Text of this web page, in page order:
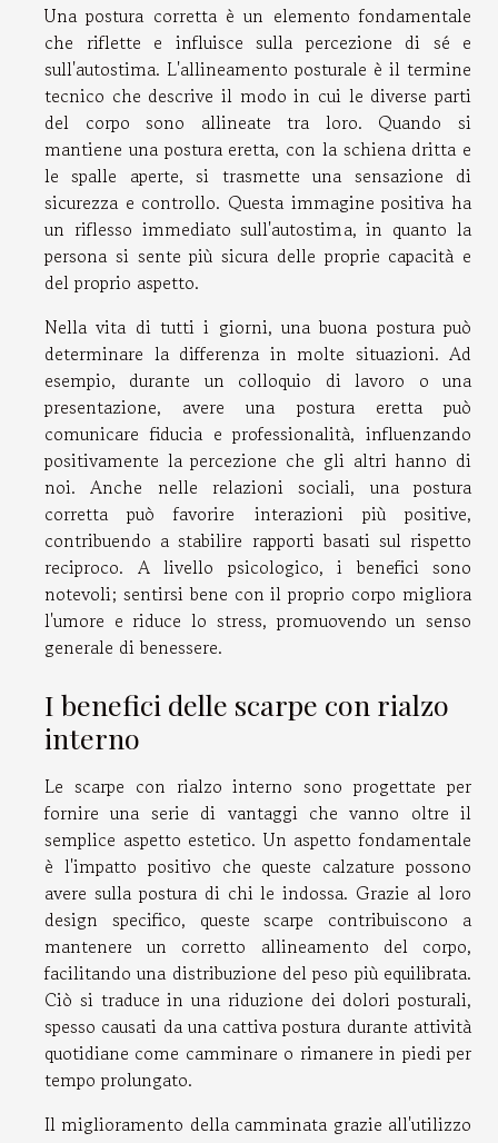
Una postura corretta è un elemento fondamentale
che riflette e influisce sulla percezione di sé e
sull'autostima. L'allineamento posturale è il termine
tecnico che descrive il modo in cui le diverse parti
del corpo sono allineate tra loro. Quando si
mantiene una postura eretta, con la schiena dritta e
le spalle aperte, si trasmette una sensazione di
sicurezza e controllo. Questa immagine positiva ha
un riflesso immediato sull'autostima, in quanto la
persona si sente più sicura delle proprie capacità e
del proprio aspetto.
Nella vita di tutti i giorni, una buona postura può
determinare la differenza in molte situazioni. Ad
esempio, durante un colloquio di lavoro o una
presentazione, avere una postura eretta può
comunicare fiducia e professionalità, influenzando
positivamente la percezione che gli altri hanno di
noi. Anche nelle relazioni sociali, una postura
corretta può favorire interazioni più positive,
contribuendo a stabilire rapporti basati sul rispetto
reciproco. A livello psicologico, i benefici sono
notevoli; sentirsi bene con il proprio corpo migliora
l'umore e riduce lo stress, promuovendo un senso
generale di benessere.
I benefici delle scarpe con rialzo
interno
Le scarpe con rialzo interno sono progettate per
fornire una serie di vantaggi che vanno oltre il
semplice aspetto estetico. Un aspetto fondamentale
è l'impatto positivo che queste calzature possono
avere sulla postura di chi le indossa. Grazie al loro
design specifico, queste scarpe contribuiscono a
mantenere un corretto allineamento del corpo,
facilitando una distribuzione del peso più equilibrata.
Ciò si traduce in una riduzione dei dolori posturali,
spesso causati da una cattiva postura durante attività
quotidiane come camminare o rimanere in piedi per
tempo prolungato.
Il miglioramento della camminata grazie all'utilizzo